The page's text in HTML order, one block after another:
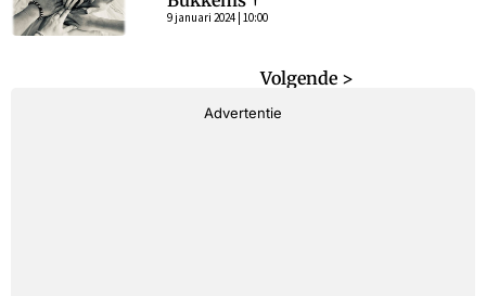
9 januari 2024 | 10:00
Volgende >
Advertentie